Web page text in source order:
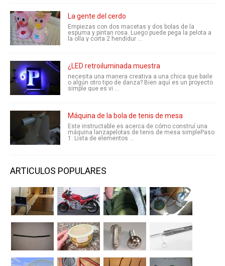
La gente del cerdo
Empiezas con dos macetas y dos bolas de la
espuma y pintan rosa. Luego puede pega la pelota a
la olla y corta 2 hendidur ...
¿LED retroiluminada muestra
necesita una manera creativa a una chica que baile
o algún otro tipo de danza? Bien aquí es un proyecto
simple que es vi ...
Máquina de la bola de tenis de mesa
Este instructable es acerca de cómo construí una
máquina lanzapelotas de tenis de mesa simplePaso
1: Lista de elementos ...
ARTICULOS POPULARES